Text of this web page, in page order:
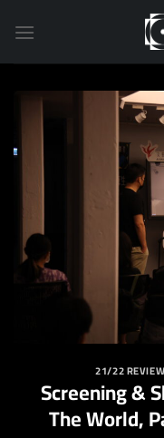
21/22
Screening &
The World,